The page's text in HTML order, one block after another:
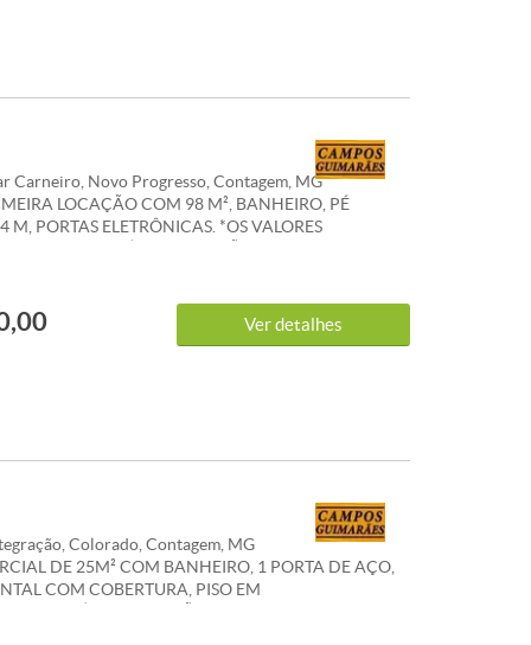
Carneiro, Novo Progresso, Contagem, MG
LOCAÇÃO COM 98 M², BANHEIRO, PÉ
M, PORTAS ELETRÔNICAS. *OS VALORES
ALTERACÕES.WHATSAPP 31 983 867 630
Ver detalhes
Colorado, Contagem, MG
DE 25M² COM BANHEIRO, 1 PORTA DE AÇO,
COM COBERTURA, PISO EM
WHATSAPP 31 983 867 630